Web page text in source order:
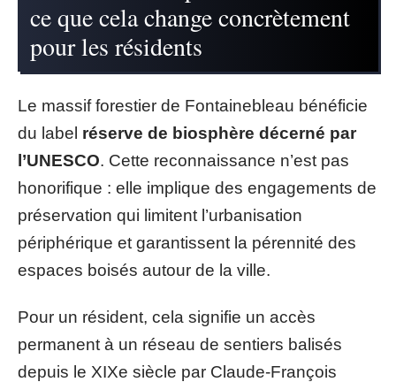
ce que cela change concrètement
pour les résidents
Le massif forestier de Fontainebleau bénéficie
du label réserve de biosphère décerné par
l’UNESCO. Cette reconnaissance n’est pas
honorifique : elle implique des engagements de
préservation qui limitent l’urbanisation
périphérique et garantissent la pérennité des
espaces boisés autour de la ville.
Pour un résident, cela signifie un accès
permanent à un réseau de sentiers balisés
depuis le XIXe siècle par Claude-François